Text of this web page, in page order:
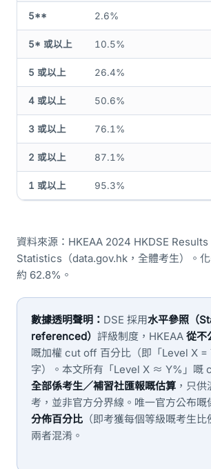
5** 2.6%
5* 或以上 10.5%
5 或以上 26.4%
4 或以上 50.6%
3 或以上 76.1%
2 或以上 87.1%
1 或以上 95.3%
資料來源：HKEAA 2024 HKDSE Results
Statistics（data.gov.hk，全體考生）。
約 62.8%。
數據透明聲明： DSE 採用水平參照（
referenced） 評級制度，HKEAA 從不
嘅加權 cut off 百分比（即「Level X =
字）。本文所有「Level X ≈ Y%」嘅
全部係考生／補習社匯報嘅估算 ，只
考，並非官方分界線。唯一官方公布嘅
分佈百分比 （即考獲每個等級嘅考生
兩者混淆。